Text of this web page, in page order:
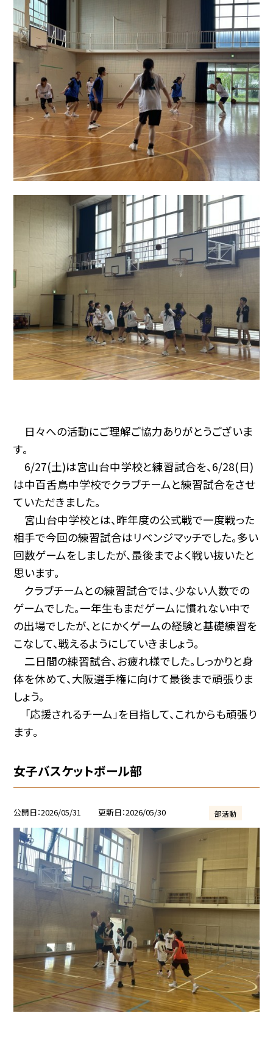
日々への活動にご理解ご協力ありがとうございま
す。
6/27(土)は宮山台中学校と練習試合を、6/28(日)
は中百舌鳥中学校でクラブチームと練習試合をさせ
ていただきました。
宮山台中学校とは、昨年度の公式戦で一度戦った
相手で今回の練習試合はリベンジマッチでした。多い
回数ゲームをしましたが、最後までよく戦い抜いたと
思います。
クラブチームとの練習試合では、少ない人数での
ゲームでした。一年生もまだゲームに慣れない中で
の出場でしたが、とにかくゲームの経験と基礎練習を
こなして、戦えるようにしていきましょう。
二日間の練習試合、お疲れ様でした。しっかりと身
体を休めて、大阪選手権に向けて最後まで頑張りま
しょう。
「応援されるチーム」を目指して、これからも頑張り
ます。
女子バスケットボール部
公開日 2026/05/31 更新日 2026/05/30 部活動